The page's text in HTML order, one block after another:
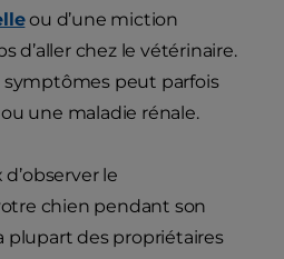
ou d’une miction
d’aller chez le vétérinaire.
symptômes peut parfois
une maladie rénale.
le
chien pendant son
plupart des propriétaires